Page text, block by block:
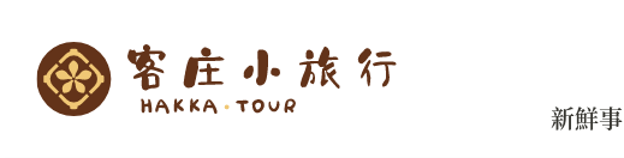
新鮮事